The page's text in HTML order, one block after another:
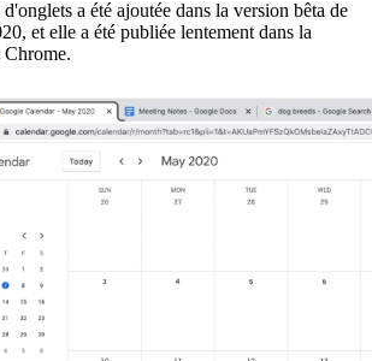
a été ajoutée dans la version bêta de
et elle a été publiée lentement dans la
Chrome.